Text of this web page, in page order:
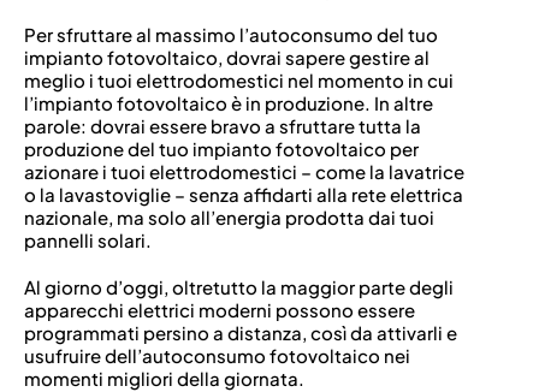
Per sfruttare al massimo l’autoconsumo del tuo
impianto fotovoltaico, dovrai sapere gestire al
meglio i tuoi elettrodomestici nel momento in cui
l’impianto fotovoltaico è in produzione. In altre
parole: dovrai essere bravo a sfruttare tutta la
produzione del tuo impianto fotovoltaico per
azionare i tuoi elettrodomestici – come la lavatrice
o la lavastoviglie – senza affidarti alla rete elettrica
nazionale, ma solo all’energia prodotta dai tuoi
pannelli solari.
Al giorno d’oggi, oltretutto la maggior parte degli
apparecchi elettrici moderni possono essere
programmati persino a distanza, così da attivarli e
usufruire dell’autoconsumo fotovoltaico nei
momenti migliori della giornata.